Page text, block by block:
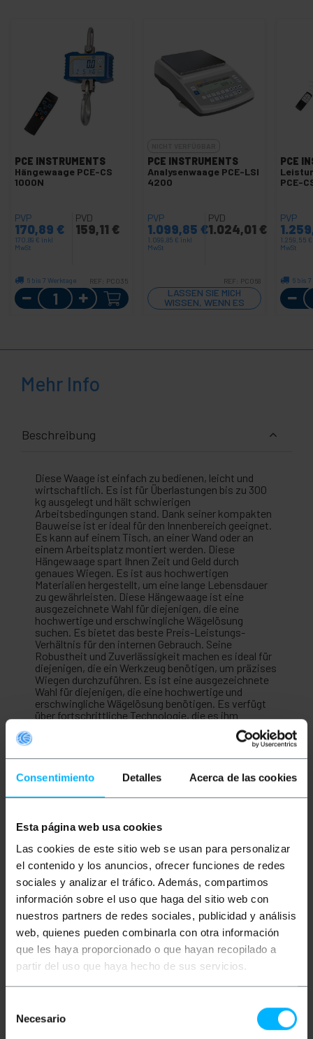
Consentimiento Detalles Acerca de las cookies
Esta página web usa cookies
Las cookies de este sitio web se usan para personalizar
el contenido y los anuncios, ofrecer funciones de redes
sociales y analizar el tráfico. Además, compartimos
información sobre el uso que haga del sitio web con
nuestros partners de redes sociales, publicidad y análisis
web, quienes pueden combinarla con otra información
que les haya proporcionado o que hayan recopilado a
partir del uso que haya hecho de sus servicios.
Necesario
PCE INSTRUMENTS
Hängewaage PCE-CS
1000N
PVP
170,89 €
170,89 € inkl
MwSt
PVD
159,11 €
6 bis 7 Werktage REF: PC035
Menge
PCE INSTRUMENTS
Analysenwaage PCE-LSI
4200
PVP
1.099,85 €
1.099,85 € inkl
MwSt
PVD
1.024,01 €
REF: PC068
LASSEN SIE MICH
WISSEN, WENN ES
LAGER GIBT
PCE
PCE-
PVP
1.259,55 €
MwSt
6 bis
Mehr Info
Beschreibung
Diese Waage ist einfach zu bedienen, leicht und
wirtschaftlich. Es ist für Überlastungen bis zu 300
kg ausgelegt und hält schwierigen
Arbeitsbedingungen stand. Dank seiner kompakten
Bauweise ist er ideal für den Innenbereich geeignet.
Es kann auf einem Tisch, an einer Wand oder an
einem Arbeitsplatz montiert werden. Diese
Hängewaage spart Ihnen Zeit und Geld durch
genaues Wiegen. Es ist aus hochwertigen
Materialien hergestellt, um eine lange Lebensdauer
zu gewährleisten. Diese Hängewaage ist eine
ausgezeichnete Wahl für diejenigen, die eine
hochwertige und erschwingliche Wägelösung
suchen. Es bietet das beste Preis-Leistungs-
Verhältnis für den internen Gebrauch. Seine
Robustheit und Zuverlässigkeit machen es ideal für
diejenigen, die ein Werkzeug benötigen, um präzises
Wiegen durchzuführen. Es ist eine ausgezeichnete
Wahl für diejenigen, die eine hochwertige und
erschwingliche Wägelösung benötigen. Es verfügt
über fortschrittliche Technologie, die es ihm
ermöglicht, genau zu wiegen. Sie ist mit einem
Haken und einer Fernbedienung für mehr Komfort
ausgestattet und hält einer Überlastung von bis zu
300 kg stand.Diese Hängewaage ist leicht,
wirtschaftlich und einfach zu bedienen. Dank seines
und seine Robustheit und Zuverlässigkeit machen
kostengünstige Wägelösung suchen. Hergestellt von
PCE mit der Referenz PCE-CS 300.
Leichte und wirtschaftliche Hängewaage für
den internen Gebrauch.
Maximaler Gewichtsbereich 300 kg (plus
Überlast).
Es enthält eine Tara-Funktion für präzises
Wiegen.
Es wird mit seinem Haken und einer
Fernbedienung geliefert.
Solide Oberfläche für den täglichen Einsatz in
Lebensmittel.